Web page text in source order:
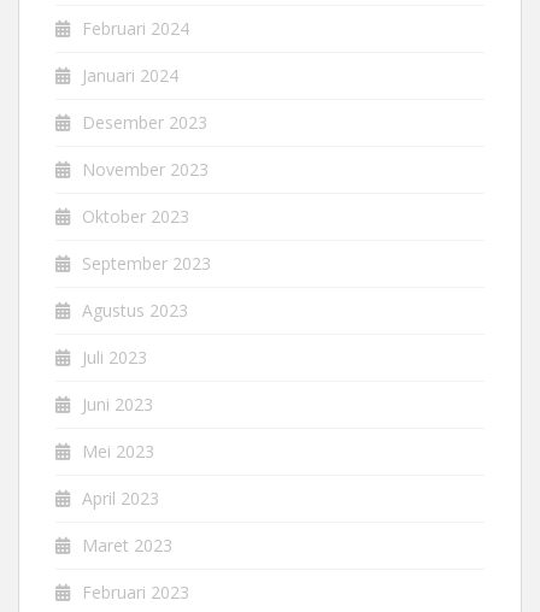
Februari 2024
Januari 2024
Desember 2023
November 2023
Oktober 2023
September 2023
Agustus 2023
Juli 2023
Juni 2023
Mei 2023
April 2023
Maret 2023
Februari 2023